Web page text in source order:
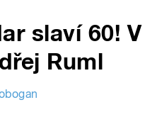
slaví 60!
Ruml